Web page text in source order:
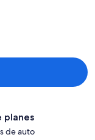
planes
de auto